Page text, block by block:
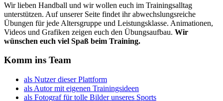
Wir lieben Handball und wir wollen euch im Trainingsalltag
unterstützen. Auf unserer Seite findet ihr abwechslungsreiche
Übungen für jede Altersgruppe und Leistungsklasse. Animationen,
Videos und Grafiken zeigen euch den Übungsaufbau. Wir
wünschen euch viel Spaß beim Training.
Komm ins Team
als Nutzer dieser Plattform
als Autor mit eigenen Trainingsideen
als Fotograf für tolle Bilder unseres Sports